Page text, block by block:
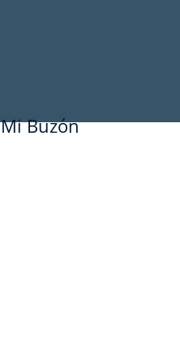
Mi Buzón